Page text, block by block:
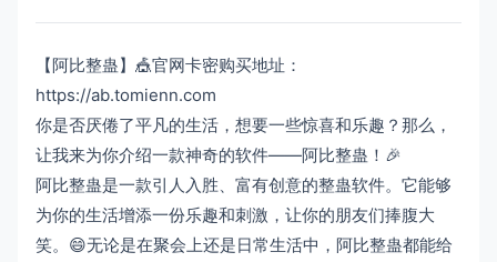
【阿比整蛊】🎪官网卡密购买地址：
https://ab.tomienn.com
你是否厌倦了平凡的生活，想要一些惊喜和乐趣？那么，
让我来为你介绍一款神奇的软件——阿比整蛊！🎉
阿比整蛊是一款引人入胜、富有创意的整蛊软件。它能够
为你的生活增添一份乐趣和刺激，让你的朋友们捧腹大
笑。😄无论是在聚会上还是日常生活中，阿比整蛊都能给